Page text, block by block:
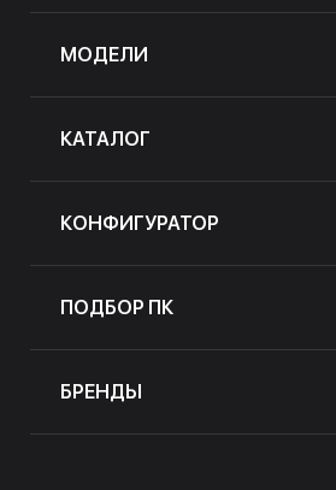
МОДЕЛИ
КАТАЛОГ
КОНФИГУРАТОР
ПОДБОР ПК
БРЕНДЫ